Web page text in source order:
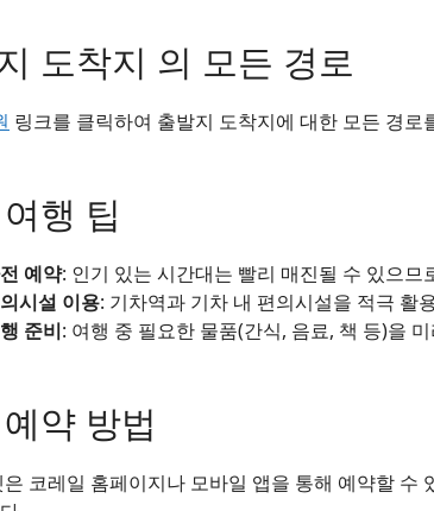
도착지 의 모든 경로
링크를 클릭하여 출발지 도착지에 대한 모든 경로
행 팁
예약: 인기 있는 시간대는 빨리 매진될 수 있으므
시설 이용: 기차역과 기차 내 편의시설을 적극 활
준비: 여행 중 필요한 물품(간식, 음료, 책 등)을
약 방법
코레일 홈페이지나 모바일 앱을 통해 예약할 수